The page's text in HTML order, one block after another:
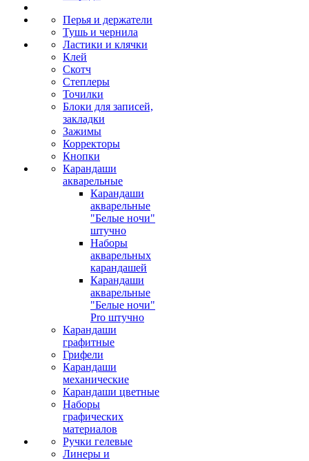
Перья и держатели
Тушь и чернила
Ластики и клячки
Клей
Скотч
Степлеры
Точилки
Блоки для записей,
закладки
Зажимы
Корректоры
Кнопки
Карандаши
акварельные
Карандаши
акварельные
"Белые ночи"
штучно
Наборы
акварельных
карандашей
Карандаши
акварельные
"Белые ночи"
Pro штучно
Карандаши
графитные
Грифели
Карандаши
механические
Карандаши цветные
Наборы
графических
материалов
Ручки гелевые
Линеры и